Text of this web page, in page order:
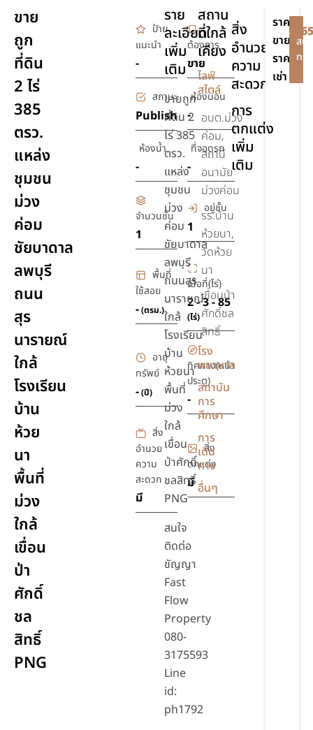
ขาย
ถูก
ที่ดิน
2 ไร่
385
ตรว.
แหล่ง
ชุมชน
ม่วง
ค่อม
ชัยบาดาล
ลพบุรี
ถนน
สุร
นารายณ์
ใกล้
โรงเรียน
บ้าน
ห้วย
นา
พื้นที่
ม่วง
ใกล้
เขื่อน
ป่า
ศักดิ์
ชล
สิทธิ์
PNG
ป้าย
แนะนำ
-
ต้องการ
ขาย
สถานะ
Publish
ห้องนอน
-
ห้องน้ำ
-
ที่จอดรถ
-
จำนวนชั้น
1
อยู่ชั้น
1
พื้นที่
ใช้สอย
-(ตรม.)
เนื้อที่(ไร่)
2 - 3 - 85
(ไร่)
อายุ
ทรัพย์
-(ปี)
ทิศทาง(หน้า
ประตู)
-
สิ่ง
อำนวย
ความ
สะดวก
มี
สิ่ง
ตกแต่ง
มี
ราย
ละเอียด
เพิ่ม
เติม
ขายถูก
ที่ดิน 2
ไร่ 385
ตรว.
แหล่ง
ชุมชน
ม่วง
ค่อม
ชัยบาดาล
ลพบุรี
ถนนสุร
นารายณ์
ใกล้
โรงเรียน
บ้าน
ห้วยนา
พื้นที่
ม่วง
ใกล้
เขื่อน
ป่าศักดิ์
ชลสิทธิ์
PNG
สนใจ
ติดต่อ
ชัญญา
Fast
Flow
Property
080-
3175593
Line
id:
ph1792
สถาน
ที่ใกล้
เคียง
ไลฟ์
สไตล์
อบต.ม่วง
ค่อม,
สถานี
อนามัย
ม่วงค่อม
รร.บ้าน
ห้วยนา,
วัดห้วย
นา
เขื่อนป่า
ศักดิ์ชล
สิทธิ์
โรง
พยาบาล
สถาบัน
การ
ศึกษา
การ
เดิน
ทาง
อื่นๆ
สิ่ง
อำนวย
ความ
สะดวก
การ
ตกแต่ง
เพิ่ม
เติม
ราคา
ขาย
฿
ราคา
เช่า
สน
ทรั